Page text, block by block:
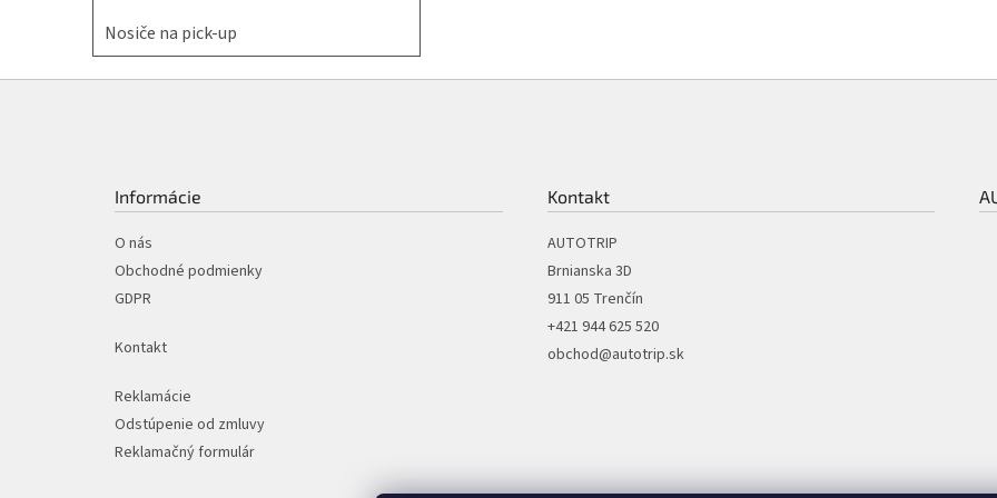
Nosiče na pick-up
Informácie
O nás
Obchodné podmienky
GDPR
Kontakt
Reklamácie
Odstúpenie od zmluvy
Reklamačný formulár
Kontakt
AUTOTRIP
Brnianska 3D
911 05 Trenčín
+421 944 625 520
obchod@autotrip.sk